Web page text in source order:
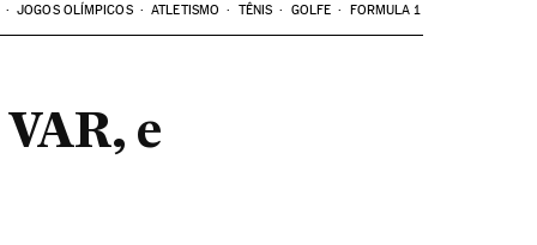
JOGOS OLÍMPICOS ATLETISMO TÊNIS GOLFE FORMULA 1
e